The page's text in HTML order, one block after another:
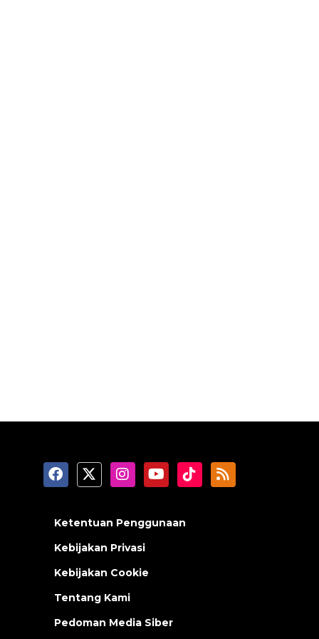
Ketentuan Penggunaan
Kebijakan Privasi
Kebijakan Cookie
Tentang Kami
Pedoman Media Siber